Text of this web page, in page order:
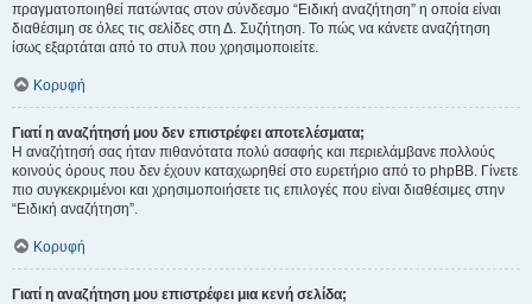
πραγματοποιηθεί πατώντας στον σύνδεσμο “Ειδική αναζήτηση” η οποία είναι
διαθέσιμη σε όλες τις σελίδες στη Δ. Συζήτηση. Το πώς να κάνετε αναζήτηση
ίσως εξαρτάται από το στυλ που χρησιμοποιείτε.
Κορυφή
Γιατί η αναζήτησή μου δεν επιστρέφει αποτελέσματα;
Η αναζήτησή σας ήταν πιθανότατα πολύ ασαφής και περιελάμβανε πολλούς
κοινούς όρους που δεν έχουν καταχωρηθεί στο ευρετήριο από το phpBB. Γίνετε
πιο συγκεκριμένοι και χρησιμοποιήσετε τις επιλογές που είναι διαθέσιμες στην
“Ειδική αναζήτηση”.
Κορυφή
Γιατί η αναζήτηση μου επιστρέφει μια κενή σελίδα;